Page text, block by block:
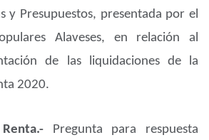
y Presupuestos, presentada por el
Alaveses, en relación al
de las liquidaciones de la
2020.
Pregunta para respuesta